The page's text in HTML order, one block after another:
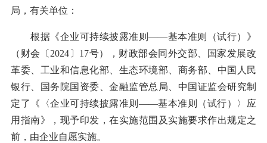
局，有关单位：
根据《企业可持续披露准则——基本准则（试行）》
（财会〔2024〕17号），财政部会同外交部、国家发展改
革委、工业和信息化部、生态环境部、商务部、中国人民
银行、国务院国资委、金融监管总局、中国证监会研究制
定了《〈企业可持续披露准则——基本准则（试行）〉应
用指南》，现予印发，在实施范围及实施要求作出规定之
前，由企业自愿实施。